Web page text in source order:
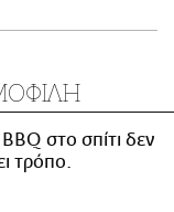
στο σπίτι δεν
τρόπο.